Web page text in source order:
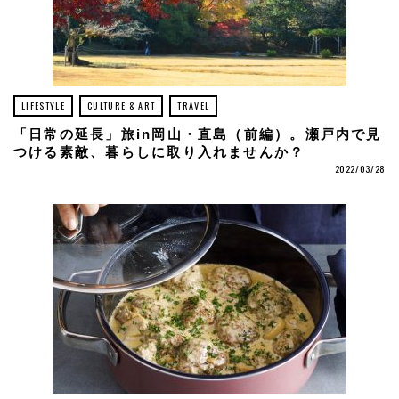
LIFESTYLE CULTURE & ART TRAVEL
「日常の延長」旅in岡山・直島（前編）。瀬戸内で見
つける素敵、暮らしに取り入れませんか？
2022/03/28